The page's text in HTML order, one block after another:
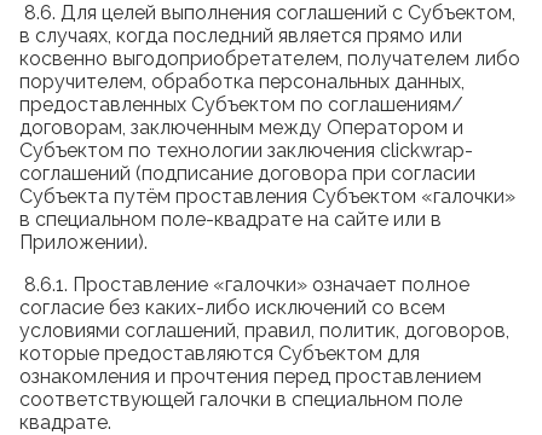
8.6. Для целей выполнения соглашений с Субъектом,
в случаях, когда последний является прямо или
косвенно выгодоприобретателем, получателем либо
поручителем, обработка персональных данных,
предоставленных Субъектом по соглашениям/
договорам, заключенным между Оператором и
Субъектом по технологии заключения clickwrap-
соглашений (подписание договора при согласии
Субъекта путём проставления Субъектом «галочки»
в специальном поле-квадрате на сайте или в
Приложении).
8.6.1. Проставление «галочки» означает полное
согласие без каких-либо исключений со всем
условиями соглашений, правил, политик, договоров,
которые предоставляются Субъектом для
ознакомления и прочтения перед проставлением
соответствующей галочки в специальном поле
квадрате.